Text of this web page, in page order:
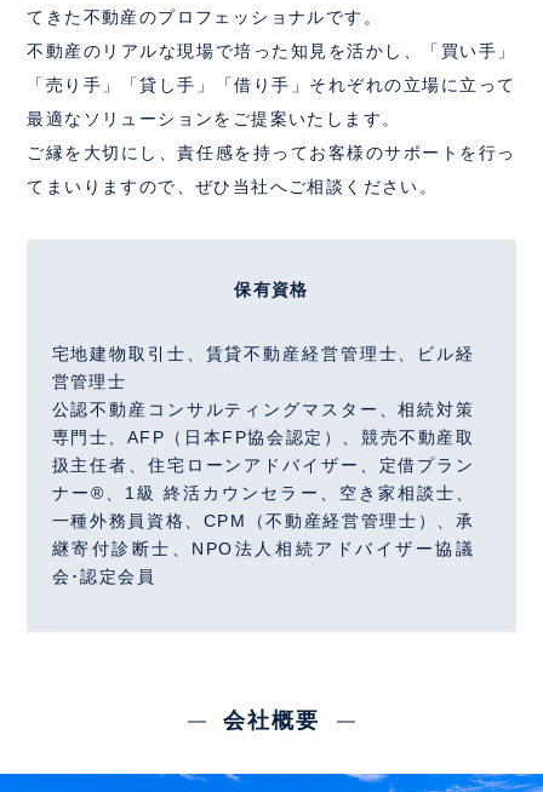
てきた不動産のプロフェッショナルです。
不動産のリアルな現場で培った知見を活かし、「買い手」
「売り手」「貸し手」「借り手」それぞれの立場に立って
最適なソリューションをご提案いたします。
ご縁を大切にし、責任感を持ってお客様のサポートを行っ
てまいりますので、ぜひ当社へご相談ください。
保有資格
宅地建物取引士、賃貸不動産経営管理士、ビル経
営管理士
公認不動産コンサルティングマスター、相続対策
専門士、AFP（日本FP協会認定）、競売不動産取
扱主任者、住宅ローンアドバイザー、定借プラン
ナー®、1級 終活カウンセラー、空き家相談士、
一種外務員資格、CPM（不動産経営管理士）、承
継寄付診断士、NPO法人相続アドバイザー協議
会･認定会員
会社概要